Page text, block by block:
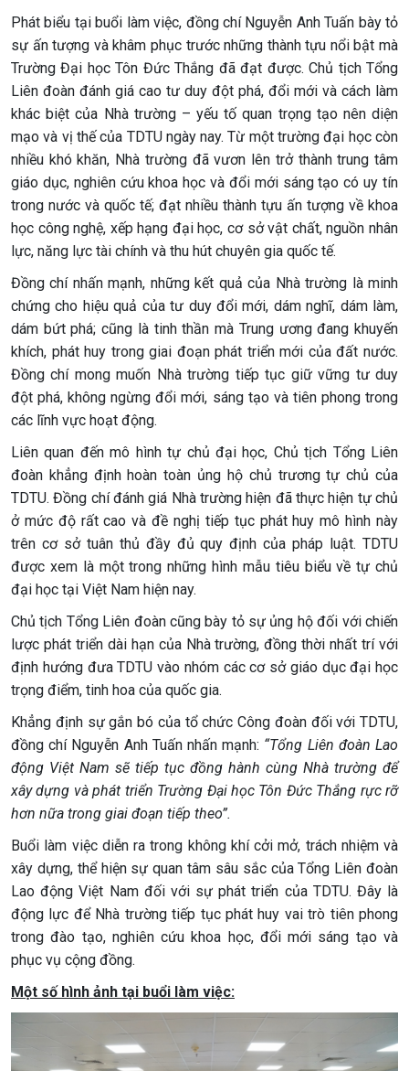
Phát biểu tại buổi làm việc, đồng chí Nguyễn Anh Tuấn bày tỏ
sự ấn tượng và khâm phục trước những thành tựu nổi bật mà
Trường Đại học Tôn Đức Thắng đã đạt được. Chủ tịch Tổng
Liên đoàn đánh giá cao tư duy đột phá, đổi mới và cách làm
khác biệt của Nhà trường – yếu tố quan trọng tạo nên diện
mạo và vị thế của TDTU ngày nay. Từ một trường đại học còn
nhiều khó khăn, Nhà trường đã vươn lên trở thành trung tâm
giáo dục, nghiên cứu khoa học và đổi mới sáng tạo có uy tín
trong nước và quốc tế; đạt nhiều thành tựu ấn tượng về khoa
học công nghệ, xếp hạng đại học, cơ sở vật chất, nguồn nhân
lực, năng lực tài chính và thu hút chuyên gia quốc tế.
Đồng chí nhấn mạnh, những kết quả của Nhà trường là minh
chứng cho hiệu quả của tư duy đổi mới, dám nghĩ, dám làm,
dám bứt phá; cũng là tinh thần mà Trung ương đang khuyến
khích, phát huy trong giai đoạn phát triển mới của đất nước.
Đồng chí mong muốn Nhà trường tiếp tục giữ vững tư duy
đột phá, không ngừng đổi mới, sáng tạo và tiên phong trong
các lĩnh vực hoạt động.
Liên quan đến mô hình tự chủ đại học, Chủ tịch Tổng Liên
đoàn khẳng định hoàn toàn ủng hộ chủ trương tự chủ của
TDTU. Đồng chí đánh giá Nhà trường hiện đã thực hiện tự chủ
ở mức độ rất cao và đề nghị tiếp tục phát huy mô hình này
trên cơ sở tuân thủ đầy đủ quy định của pháp luật. TDTU
được xem là một trong những hình mẫu tiêu biểu về tự chủ
đại học tại Việt Nam hiện nay.
Chủ tịch Tổng Liên đoàn cũng bày tỏ sự ủng hộ đối với chiến
lược phát triển dài hạn của Nhà trường, đồng thời nhất trí với
định hướng đưa TDTU vào nhóm các cơ sở giáo dục đại học
trọng điểm, tinh hoa của quốc gia.
Khẳng định sự gắn bó của tổ chức Công đoàn đối với TDTU,
đồng chí Nguyễn Anh Tuấn nhấn mạnh: “Tổng Liên đoàn Lao
động Việt Nam sẽ tiếp tục đồng hành cùng Nhà trường để
xây dựng và phát triển Trường Đại học Tôn Đức Thắng rực rỡ
hơn nữa trong giai đoạn tiếp theo”.
Buổi làm việc diễn ra trong không khí cởi mở, trách nhiệm và
xây dựng, thể hiện sự quan tâm sâu sắc của Tổng Liên đoàn
Lao động Việt Nam đối với sự phát triển của TDTU. Đây là
động lực để Nhà trường tiếp tục phát huy vai trò tiên phong
trong đào tạo, nghiên cứu khoa học, đổi mới sáng tạo và
phục vụ cộng đồng.
Một số hình ảnh tại buổi làm việc: